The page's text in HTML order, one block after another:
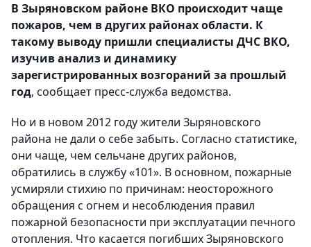
В Зыряновском районе ВКО происходит чаще
пожаров, чем в других районах области. К
такому выводу пришли специалисты ДЧС ВКО,
изучив анализ и динамику
зарегистрированных возгораний за прошлый
год, сообщает пресс-служба ведомства.
Но и в новом 2012 году жители Зыряновского
района не дали о себе забыть. Согласно статистике,
они чаще, чем сельчане других районов,
обратились в службу «101». В основном, пожарные
усмиряли стихию по причинам: неосторожного
обращения с огнем и несоблюдения правил
пожарной безопасности при эксплуатации печного
отопления. Что касается погибших Зыряновского